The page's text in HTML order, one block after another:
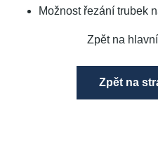
Možnost řezání trubek
Zpět na
Zpět na